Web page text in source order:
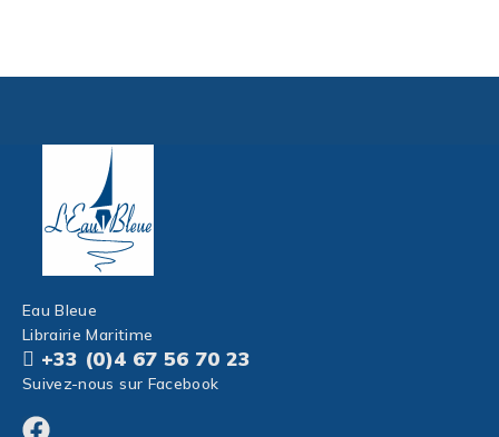
Eau Bleue
Librairie Maritime
+33 (0)4 67 56 70 23
Suivez-nous sur Facebook